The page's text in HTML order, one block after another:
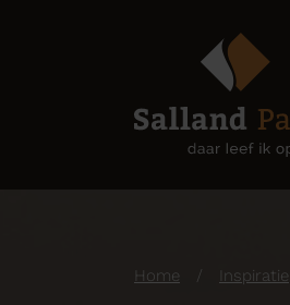
Home / Inspiratie